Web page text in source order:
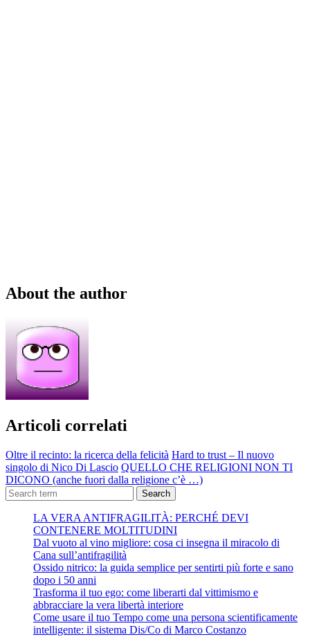
About the author
Articoli correlati
Oltre il recinto: la ricerca della felicità Hard to trust – Il nuovo
singolo di Nico Di Lascio QUELLO CHE RELIGIONI NON TI
DICONO (anche fuori dalla religione c’è …)
Search
LA VERA ANTIFRAGILITÀ: PERCHÉ DEVI
CONTENERE MOLTITUDINI
Dal vuoto al vino migliore: cosa ci insegna il miracolo di
Cana sull’antifragilità
Ossido nitrico: la guida semplice per sentirti più forte e sano
dopo i 50 anni
Trasforma il tuo ego: come liberarti dal vittimismo e
abbracciare la vera libertà interiore
Come usare il tuo Tempo come una persona scientificamente
intelligente: il sistema Dis/Co di Marco Costanzo